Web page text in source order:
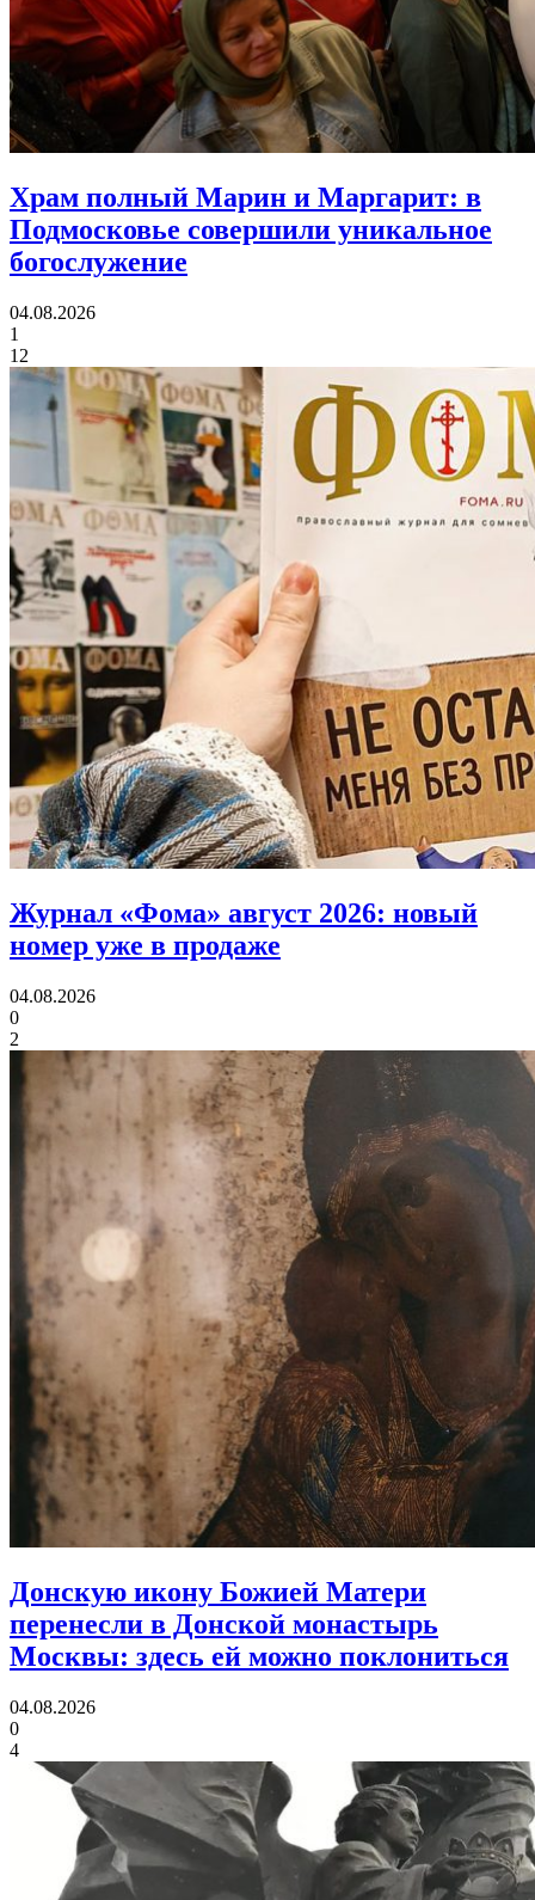
Храм полный Марин и Маргарит: в
Подмосковье совершили уникальное
богослужение
04.08.2026
1
12
Журнал «Фома» август 2026: новый
номер уже в продаже
04.08.2026
0
2
Донскую икону Божией Матери
перенесли в Донской монастырь
Москвы: здесь ей можно поклониться
04.08.2026
0
4